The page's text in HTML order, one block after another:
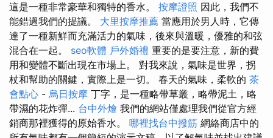
這是一種非常豪華和獨特的香水。 按摩證照 因此，我們不
能錯過我們的提議。 大里按摩推薦 當應用於男人時，它傳
達了一種新鮮而充滿活力的氣味，後來與溫暖，優雅的和弦
混合在一起。 seo軟體 戶外婚禮 重要的是要注意，新的費
用和變體不斷出現在市場上。 對我來說，氣味是世界，拐
杖和幫助的關鍵，實際上是一切。 春天的氣味，柔軟的 茶
會點心 - 烏日按摩 丁字，是一種略帶草叢，略帶泥土，略
帶濕的花炸彈... 台中外燴 我們的網站僅處理我們從官方經
銷商那裡獲得的原始香水。 哪裡找台中撥筋 網絡商店中的